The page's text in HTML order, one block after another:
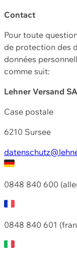
Contact
Pour toute
de protection des
données
comme suit:
Lehner Versand SA
Case postale
6210 Sursee
0848 840 600
0848 840 601